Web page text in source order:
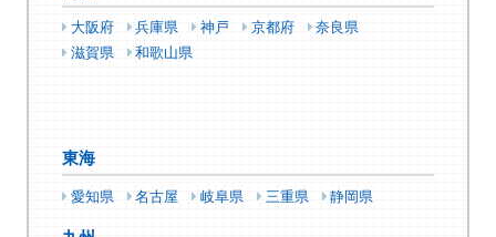
大阪府 兵庫県 神戸 京都府
奈良県
滋賀県
和歌山県
東海
愛知県 名古屋 岐阜県 三重県 静岡県